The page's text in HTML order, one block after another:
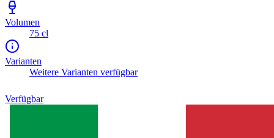
Volumen
75 cl
Varianten
Weitere Varianten verfügbar
Verfügbar